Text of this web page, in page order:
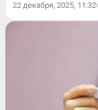
22 декабря, 2025, 11:32